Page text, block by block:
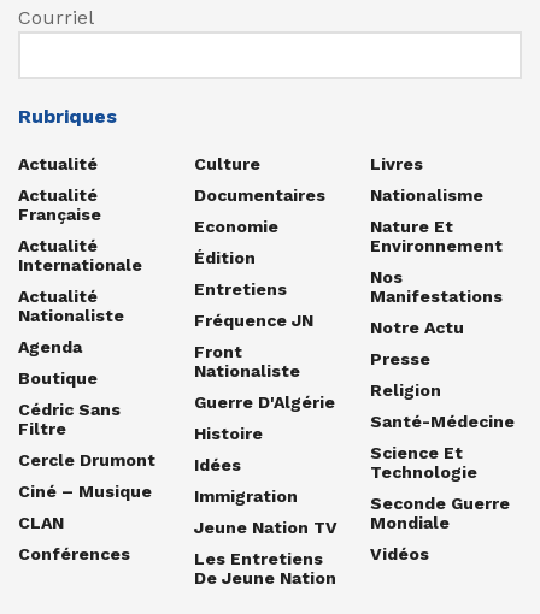
Courriel
Rubriques
Actualité
Actualité
Française
Actualité
Internationale
Actualité
Nationaliste
Agenda
Boutique
Cédric Sans
Filtre
Cercle Drumont
Ciné – Musique
CLAN
Conférences
Culture
Documentaires
Economie
Édition
Entretiens
Fréquence JN
Front
Nationaliste
Guerre D'Algérie
Histoire
Idées
Immigration
Jeune Nation TV
Les Entretiens
De Jeune Nation
Livres
Nationalisme
Nature Et
Environnement
Nos
Manifestations
Notre Actu
Presse
Religion
Santé-Médecine
Science Et
Technologie
Seconde Guerre
Mondiale
Vidéos